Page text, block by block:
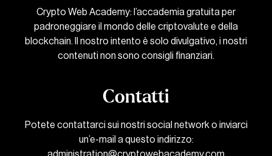
Crypto Web Academy: l’accademia gratuita per
padroneggiare il mondo delle criptovalute e della
blockchain. Il nostro intento è solo divulgativo, i nostri
contenuti non sono consigli finanziari.
Contatti
Potete contattarci sui nostri social network o inviarci
un’e-mail a questo indirizzo: